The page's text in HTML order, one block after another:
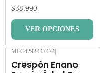
$38.990
VER OPCIONES
MLC4292447474|
Crespón Enano